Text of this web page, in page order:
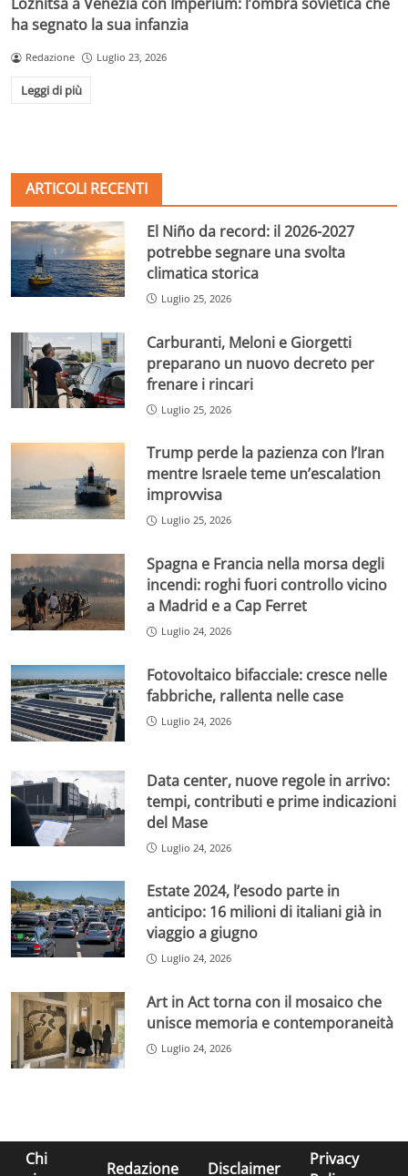
Loznitsa a Venezia con Imperium: l’ombra sovietica che
ha segnato la sua infanzia
Redazione Luglio 23, 2026
Leggi di più
ARTICOLI RECENTI
El Niño da record: il 2026-2027
potrebbe segnare una svolta
climatica storica
Luglio 25, 2026
Carburanti, Meloni e Giorgetti
preparano un nuovo decreto per
frenare i rincari
Luglio 25, 2026
Trump perde la pazienza con l’Iran
mentre Israele teme un’escalation
improvvisa
Luglio 25, 2026
Spagna e Francia nella morsa degli
incendi: roghi fuori controllo vicino
a Madrid e a Cap Ferret
Luglio 24, 2026
Fotovoltaico bifacciale: cresce nelle
fabbriche, rallenta nelle case
Luglio 24, 2026
Data center, nuove regole in arrivo:
tempi, contributi e prime indicazioni
del Mase
Luglio 24, 2026
Estate 2024, l’esodo parte in
anticipo: 16 milioni di italiani già in
viaggio a giugno
Luglio 24, 2026
Art in Act torna con il mosaico che
unisce memoria e contemporaneità
Luglio 24, 2026
Chi
Redazione Disclaimer
Privacy